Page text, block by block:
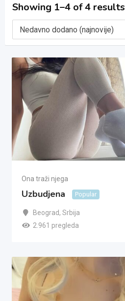
Showing 1–4 of 4 results
Ona traži njega
Uzbudjena Popular
Beograd, Srbija
2.961 pregleda